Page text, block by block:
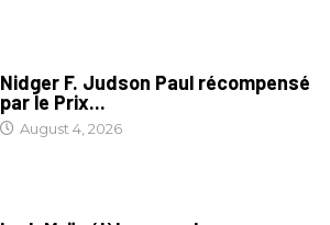
Nidger F. Judson Paul récompensé
par le Prix...
August 4, 2026